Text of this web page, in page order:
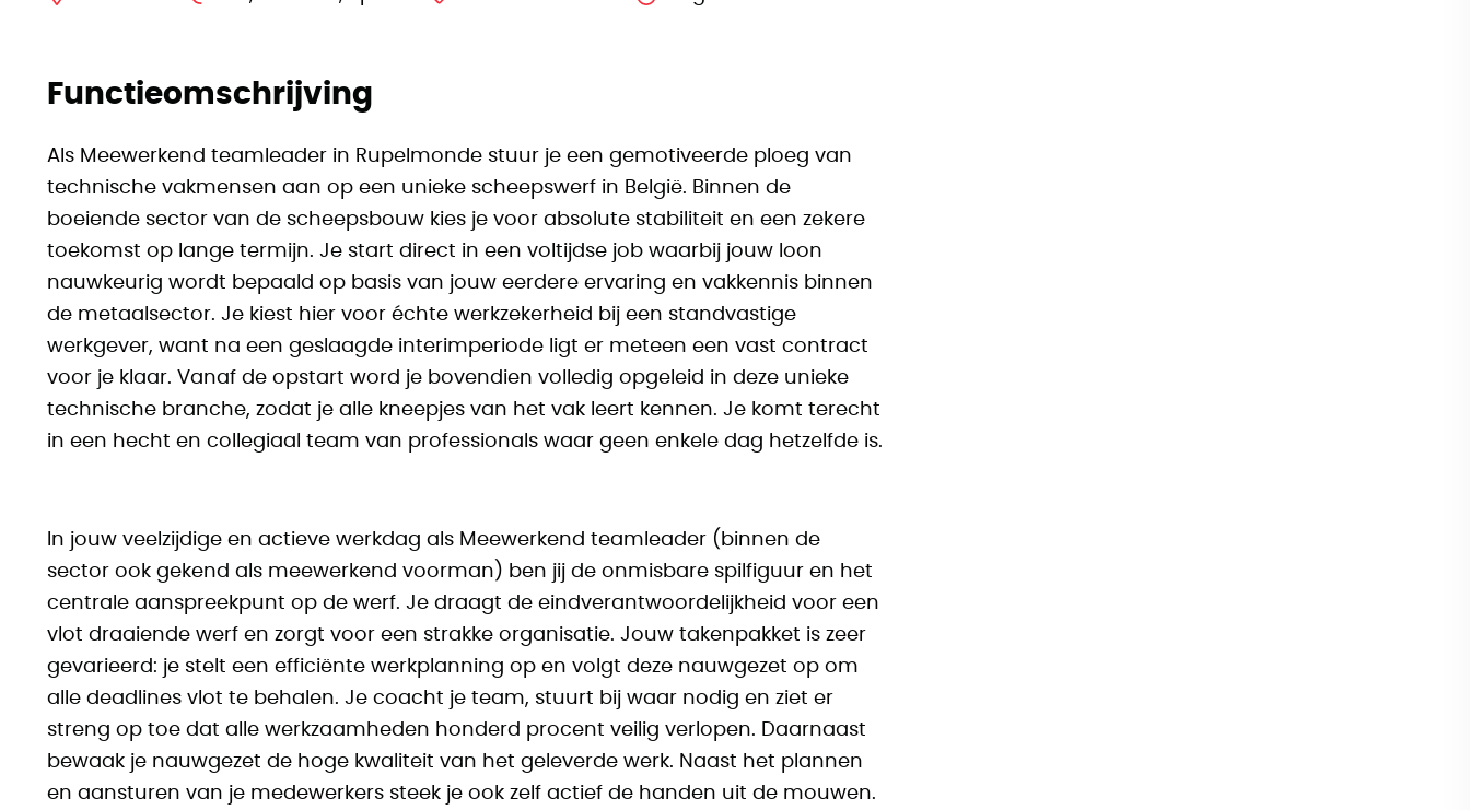
Functieomschrijving
Als Meewerkend teamleader in Rupelmonde stuur je een gemotiveerde ploeg van
technische vakmensen aan op een unieke scheepswerf in België. Binnen de
boeiende sector van de scheepsbouw kies je voor absolute stabiliteit en een zekere
toekomst op lange termijn. Je start direct in een voltijdse job waarbij jouw loon
nauwkeurig wordt bepaald op basis van jouw eerdere ervaring en vakkennis binnen
de metaalsector. Je kiest hier voor échte werkzekerheid bij een standvastige
werkgever, want na een geslaagde interimperiode ligt er meteen een vast contract
voor je klaar. Vanaf de opstart word je bovendien volledig opgeleid in deze unieke
technische branche, zodat je alle kneepjes van het vak leert kennen. Je komt terecht
in een hecht en collegiaal team van professionals waar geen enkele dag hetzelfde is.
In jouw veelzijdige en actieve werkdag als Meewerkend teamleader (binnen de
sector ook gekend als meewerkend voorman) ben jij de onmisbare spilfiguur en het
centrale aanspreekpunt op de werf. Je draagt de eindverantwoordelijkheid voor een
vlot draaiende werf en zorgt voor een strakke organisatie. Jouw takenpakket is zeer
gevarieerd: je stelt een efficiënte werkplanning op en volgt deze nauwgezet op om
alle deadlines vlot te behalen. Je coacht je team, stuurt bij waar nodig en ziet er
streng op toe dat alle werkzaamheden honderd procent veilig verlopen. Daarnaast
bewaak je nauwgezet de hoge kwaliteit van het geleverde werk. Naast het plannen
en aansturen van je medewerkers steek je ook zelf actief de handen uit de mouwen.